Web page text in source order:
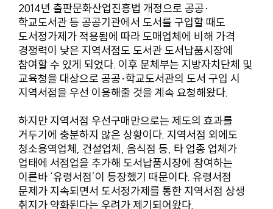
2014년 출판문화산업진흥법 개정으로 공공·
학교도서관 등 공공기관에서 도서를 구입할 때도
도서정가제가 적용됨에 따라 도매업체에 비해 가격
경쟁력이 낮은 지역서점도 도서관 도서납품시장에
참여할 수 있게 되었다. 이후 문체부는 지방자치단체 및
교육청을 대상으로 공공·학교도서관의 도서 구입 시
지역서점을 우선 이용해줄 것을 계속 요청해왔다.
하지만 지역서점 우선구매만으로는 제도의 효과를
거두기에 충분하지 않은 상황이다. 지역서점 외에도
청소용역업체, 건설업체, 음식점 등, 타 업종 업체가
업태에 서점업을 추가해 도서납품시장에 참여하는
이른바 ‘유령서점’이 등장했기 때문이다. 유령서점
문제가 지속되면서 도서정가제를 통한 지역서점 상생
취지가 약화된다는 우려가 제기되어왔다.